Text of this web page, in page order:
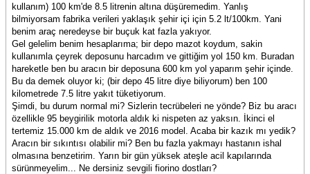
kullanım) 100 km'de 8.5 litrenin altına düşüremedim. Yanlış
bilmiyorsam fabrika verileri yaklaşık şehir içi için 5.2 lt/100km. Yani
benim araç neredeyse bir buçuk kat fazla yakıyor.
Gel gelelim benim hesaplarıma; bir depo mazot koydum, sakin
kullanımla çeyrek deposunu harcadım ve gittiğim yol 150 km. Buradan
hareketle ben bu aracın bir deposuna 600 km yol yaparım şehir içinde.
Bu da demek oluyor ki; (bir depo 45 litre diye biliyorum) ben 100
kilometrede 7.5 litre yakıt tüketiyorum.
Şimdi, bu durum normal mi? Sizlerin tecrübeleri ne yönde? Biz bu aracı
özellikle 95 beygirilik motorla aldık ki nispeten az yaksın. İkinci el
tertemiz 15.000 km de aldık ve 2016 model. Acaba bir kazık mı yedik?
Aracın bir sıkıntısı olabilir mi? Ben bu fazla yakmayı hastanın ishal
olmasına benzetirim. Yarın bir gün yüksek ateşle acil kapılarında
sürünmeyelim... Ne dersiniz sevgili fiorino dostları?